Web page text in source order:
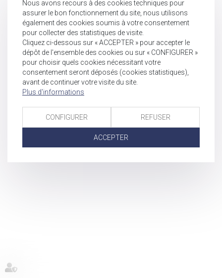
Nous avons recours à des cookies techniques pour
assurer le bon fonctionnement du site, nous utilisons
également des cookies soumis à votre consentement
pour collecter des statistiques de visite.
Cliquez ci-dessous sur « ACCEPTER » pour accepter le
dépôt de l'ensemble des cookies ou sur « CONFIGURER »
pour choisir quels cookies nécessitant votre
consentement seront déposés (cookies statistiques),
avant de continuer votre visite du site.
Plus d'informations
CONFIGURER REFUSER
ACCEPTER